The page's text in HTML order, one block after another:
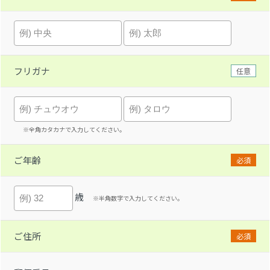
フリガナ 任意
※全角カタカナで入力してください。
ご年齢 必須
歳 ※半角数字で入力してください。
ご住所 必須